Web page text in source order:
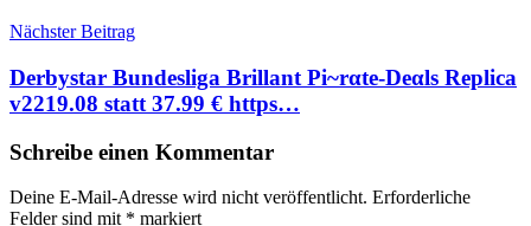
Nächster Beitrag
Derbystar Bundesliga Brillant Pi~rαtе-Dеαls Replica
v2219.08 statt 37.99 € https…
Schreibe einen Kommentar
Deine E-Mail-Adresse wird nicht veröffentlicht. Erforderliche
Felder sind mit * markiert